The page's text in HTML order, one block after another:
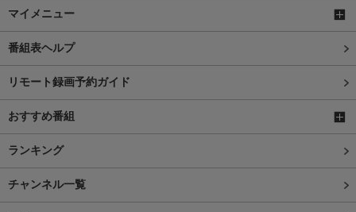
マイメニュー
番組表ヘルプ
リモート録画予約ガイド
おすすめ番組
ランキング
チャンネル一覧